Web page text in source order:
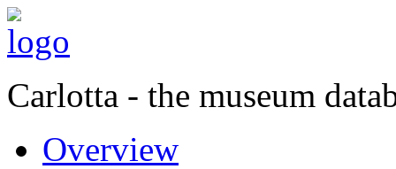
Carlotta - the museum
Overview